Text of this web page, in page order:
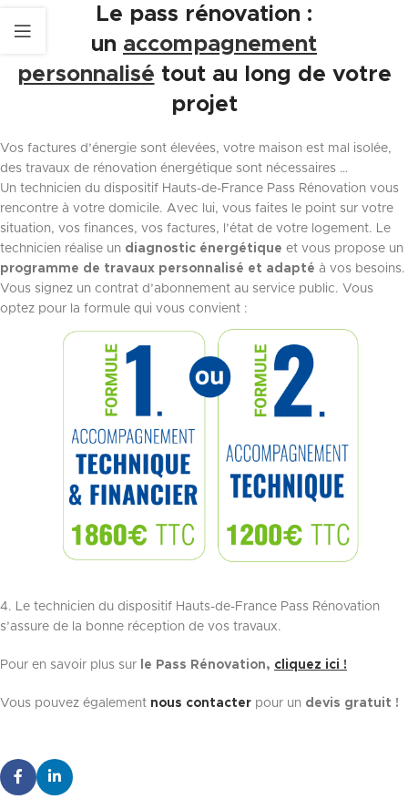
Le pass rénovation :
un accompagnement
personnalisé tout au long de votre
projet
Vos factures d’énergie sont élevées, votre maison est mal isolée,
des travaux de rénovation énergétique sont nécessaires …
Un technicien du dispositif Hauts-de-France Pass Rénovation vous
rencontre à votre domicile. Avec lui, vous faites le point sur votre
situation, vos finances, vos factures, l’état de votre logement. Le
technicien réalise un diagnostic énergétique et vous propose un
programme de travaux personnalisé et adapté à vos besoins.
Vous signez un contrat d’abonnement au service public. Vous
optez pour la formule qui vous convient :
4. Le technicien du dispositif Hauts-de-France Pass Rénovation
s’assure de la bonne réception de vos travaux.
Pour en savoir plus sur e Pass Rénovation, cliquez ici !
Vous pouvez également nous contacter pour un devis gratuit !